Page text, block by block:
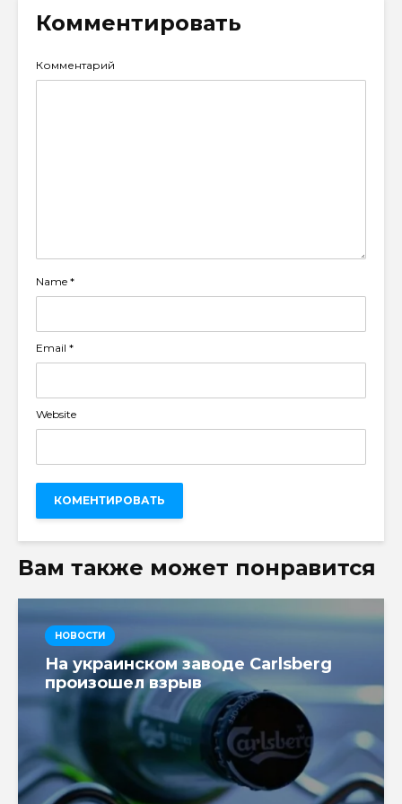
Комментировать
Комментарий
Name *
Email *
Website
Вам также может понравится
НОВОСТИ
На украинском заводе Carlsberg
произошел взрыв